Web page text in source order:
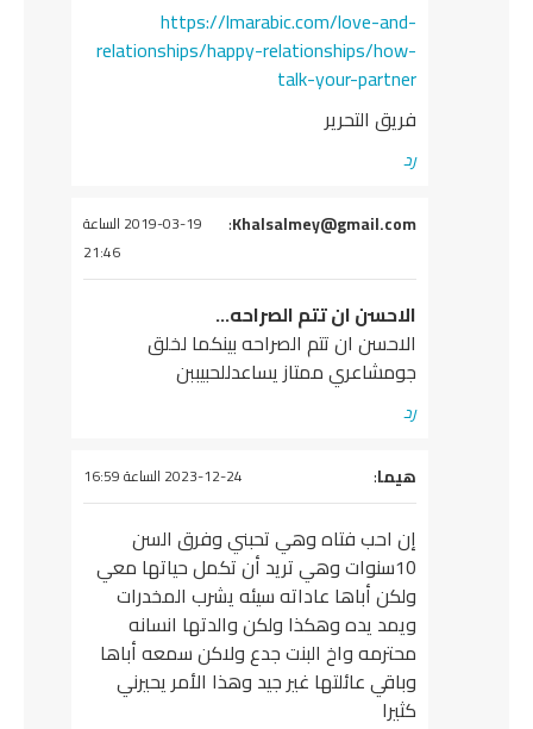
https://lmarabic.com/love-and-
relationships/happy-relationships/how-
talk-your-partner
فريق التحرير
رد
يقول
Khalsalmey@gmail.com
:
2019-03-19 الساعة
21:46
الاحسن ان تتم الصراحه…
الاحسن ان تتم الصراحه بينكما لخلق
جومشاعري ممتاز يساعدللحبيببن
رد
يقول
هيما: 2023-12-24 الساعة 16:59
إن احب فتاه وهي تحبني وفرق السن
10سنوات وهي تريد أن تكمل حياتها معي
ولكن أباها عاداته سيئه يشرب المخدرات
ويمد يده وهكذا ولكن والدتها انسانه
محترمه واخ البنت جدع ولاكن سمعه أباها
وباقي عائلتها غير جيد وهذا الأمر يحيرني
كثيرا